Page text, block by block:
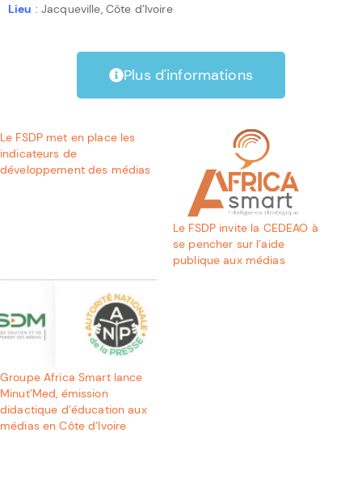
Lieu : Jacqueville, Côte d’Ivoire
Plus d'informations
Le FSDP met en place les
indicateurs de
développement des médias
Le FSDP invite la CEDEAO à
se pencher sur l’aide
publique aux médias
Groupe Africa Smart lance
Minut’Med, émission
didactique d’éducation aux
médias en Côte d’Ivoire